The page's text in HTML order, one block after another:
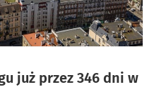
już przez 346 dni w